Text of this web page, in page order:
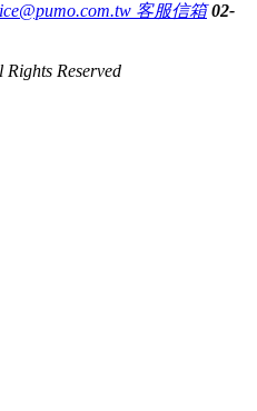
客服信箱 02-
Reserved